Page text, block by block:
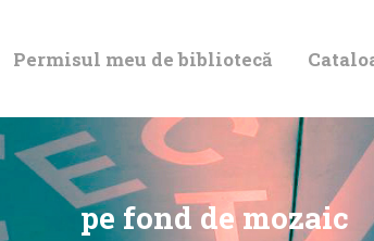
Permisul meu de bibliotecă
pe fond de mozaic
DE BIBLIOTECĂ
CATALOAGE ȘI